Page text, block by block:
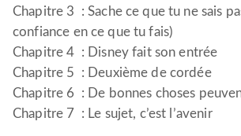
Chapitre 3 : Sache ce que tu ne sais
confiance en ce que tu fais)
Chapitre 4 : Disney fait son entrée
Chapitre 5 : Deuxième de cordée
Chapitre 6 : De bonnes choses
Chapitre 7 : Le sujet, c’est l’avenir